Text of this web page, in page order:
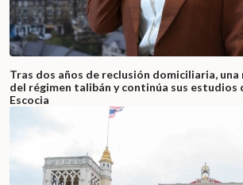
Tras dos años de reclusión domiciliaria, una
del régimen talibán y continúa sus estudios
Escocia